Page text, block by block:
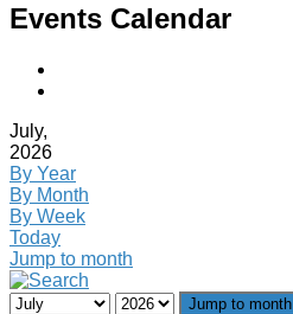
Events Calendar
July,
2026
By Year
By Month
By Week
Today
Jump to month
Jump to month